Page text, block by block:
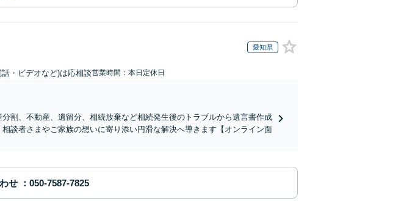
愛知県
・ビデオなど)は応相談営業時間：本日定休日
分割、不動産、遺留分、相続放棄など相続発生後のトラブルから遺言書作成
談者さまやご家族の想いに寄り添い円滑な解決へ導きます【オンライン面
せ